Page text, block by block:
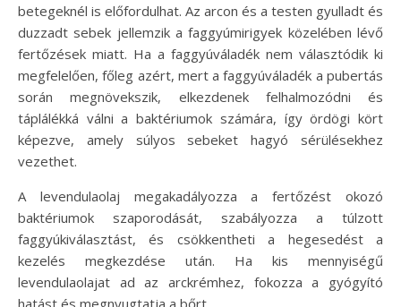
betegeknél is előfordulhat. Az arcon és a testen gyulladt és
duzzadt sebek jellemzik a faggyúmirigyek közelében lévő
fertőzések miatt. Ha a faggyúváladék nem választódik ki
megfelelően, főleg azért, mert a faggyúváladék a pubertás
során megnövekszik, elkezdenek felhalmozódni és
táplálékká válni a baktériumok számára, így ördögi kört
képezve, amely súlyos sebeket hagyó sérülésekhez
vezethet.
A levendulaolaj megakadályozza a fertőzést okozó
baktériumok szaporodását, szabályozza a túlzott
faggyúkiválasztást, és csökkentheti a hegesedést a
kezelés megkezdése után. Ha kis mennyiségű
levendulaolajat ad az arckrémhez, fokozza a gyógyító